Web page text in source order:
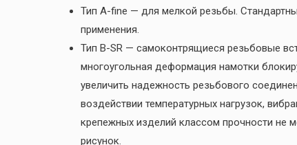
Тип A-fine — для мелкой резьбы.
применения.
Тип B-SR — самоконтрящиеся резьбовые
многоугольная деформация намотки
увеличить надежность резьбового
воздействии температурных нагрузок,
крепежных изделий классом прочности не
рисунок.